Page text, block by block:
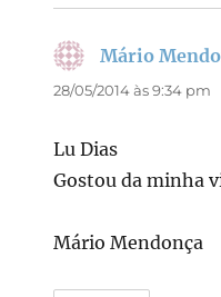
Mário
28/05/2014 às 9:34 pm
Lu Dias
Gostou da minha
Mário Mendonça